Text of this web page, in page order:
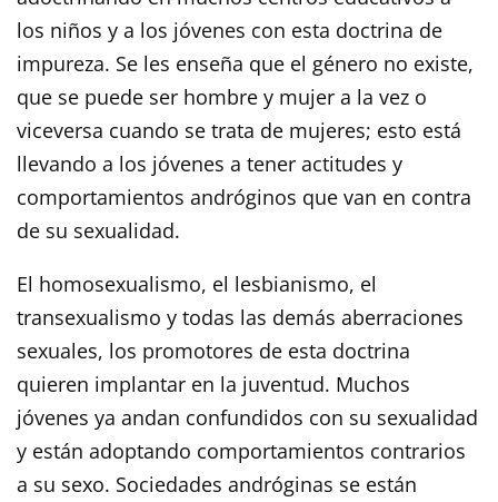
los niños y a los jóvenes con esta doctrina de
impureza. Se les enseña que el género no existe,
que se puede ser hombre y mujer a la vez o
viceversa cuando se trata de mujeres; esto está
llevando a los jóvenes a tener actitudes y
comportamientos andróginos que van en contra
de su sexualidad.
El homosexualismo, el lesbianismo, el
transexualismo y todas las demás aberraciones
sexuales, los promotores de esta doctrina
quieren implantar en la juventud. Muchos
jóvenes ya andan confundidos con su sexualidad
y están adoptando comportamientos contrarios
a su sexo. Sociedades andróginas se están